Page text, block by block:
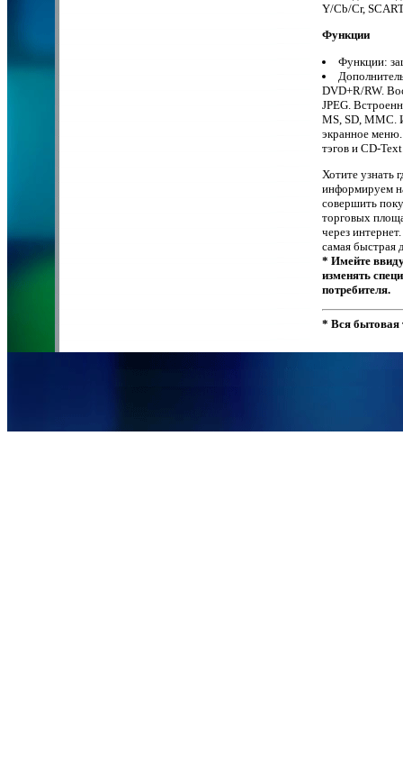
Y/Cb/Cr,
Функции
Функции:
DVD+R/RW.
JPEG.
MS, SD, MMC.
экранное
тэгов и CD-
Хотите узнать
информируем
совершить
торговых
через
самая быстрая
* Имейте
изменять
потребителя.
* Вся бытовая